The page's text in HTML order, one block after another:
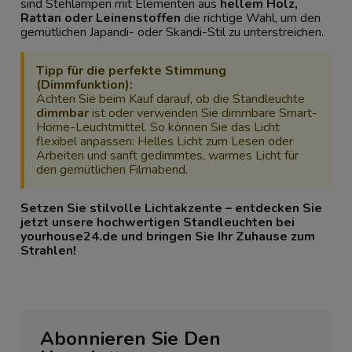
sind Stehlampen mit Elementen aus hellem Holz,
Rattan oder Leinenstoffen die richtige Wahl, um den
gemütlichen Japandi- oder Skandi-Stil zu unterstreichen.
Tipp für die perfekte Stimmung
(Dimmfunktion):
Achten Sie beim Kauf darauf, ob die Standleuchte
dimmbarist oder verwenden Sie dimmbare Smart-
Home-Leuchtmittel. So können Sie das Licht
flexibel anpassen: Helles Licht zum Lesen oder
Arbeiten und sanft gedimmtes, warmes Licht für
den gemütlichen Filmabend.
Setzen Sie stilvolle Lichtakzente – entdecken Sie
jetzt unsere hochwertigen Standleuchten bei
yourhouse24.de und bringen Sie Ihr Zuhause zum
Strahlen!
Abonnieren Sie Den